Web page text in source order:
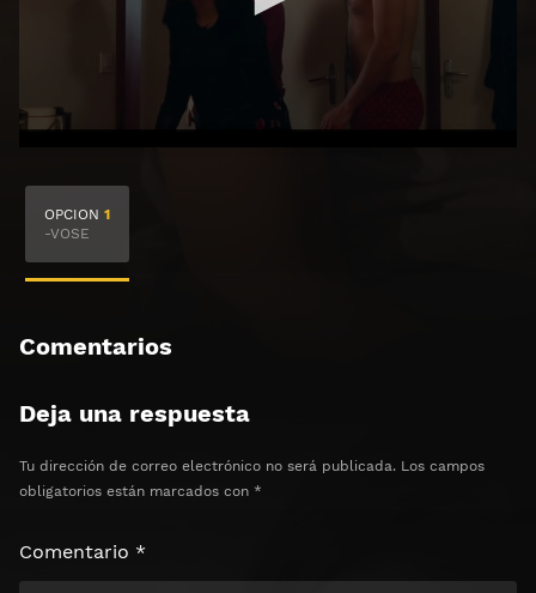
Haz clic 3 veces en el botón para desbloquear el
⏰ El acceso expira en 1 hora
OPCION 1
-VOSE
Comentarios
Deja una respuesta
Tu dirección de correo electrónico no será publicada. Los campos
obligatorios están marcados con *
Comentario *